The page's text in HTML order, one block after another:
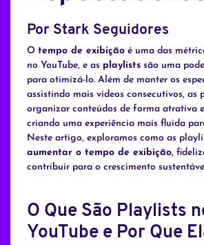
Por Stark Seguidores
O tempo de exibição é uma das
no YouTube, e as playlists são uma
para otimizá-lo. Além de manter os
assistindo mais vídeos consecutivos, as
organizar conteúdos de forma atrativa
criando uma experiência mais fluida
Neste artigo, exploramos como as
aumentar o tempo de exibição,
contribuir para o crescimento
O Que São Playlists
YouTube e Por Que